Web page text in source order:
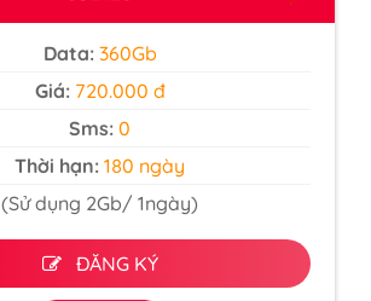
Data: 360Gb
Giá: 720.000 đ
Sms: 0
Thời hạn: 180 ngày
(Sử dụng 2Gb/ 1ngày)
ĐĂNG KÝ